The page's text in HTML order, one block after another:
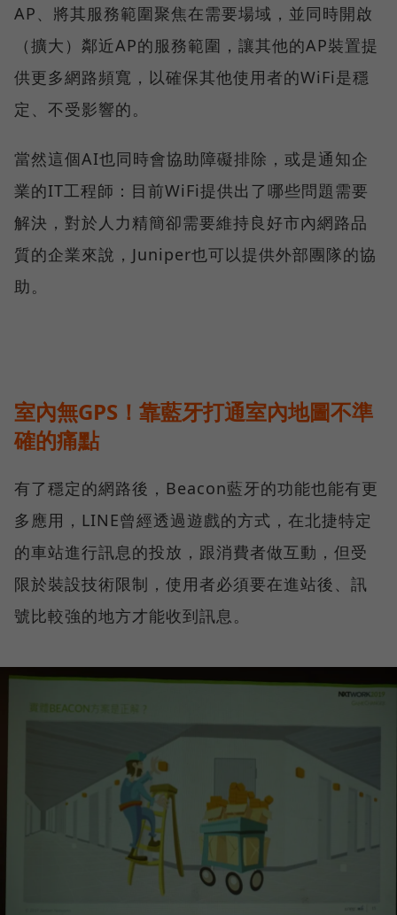
AP、將其服務範圍聚焦在需要場域，並同時開啟
（擴大）鄰近AP的服務範圍，讓其他的AP裝置提
供更多網路頻寬，以確保其他使用者的WiFi是穩
定、不受影響的。
當然這個AI也同時會協助障礙排除，或是通知企
業的IT工程師：目前WiFi提供出了哪些問題需要
解決，對於人力精簡卻需要維持良好市內網路品
質的企業來說，Juniper也可以提供外部團隊的協
助。
室內無GPS！靠藍牙打通室內地圖不準
確的痛點
有了穩定的網路後，Beacon藍牙的功能也能有更
多應用，LINE曾經透過遊戲的方式，在北捷特定
的車站進行訊息的投放，跟消費者做互動，但受
限於裝設技術限制，使用者必須要在進站後、訊
號比較強的地方才能收到訊息。